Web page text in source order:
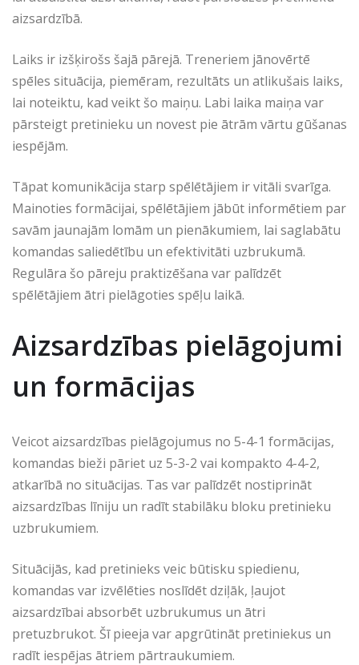
aizsardzībā.
Laiks ir izšķirošs šajā pārejā. Treneriem jānovērtē
spēles situācija, piemēram, rezultāts un atlikušais laiks,
lai noteiktu, kad veikt šo maiņu. Labi laika maiņa var
pārsteigt pretinieku un novest pie ātrām vārtu gūšanas
iespējām.
Tāpat komunikācija starp spēlētājiem ir vitāli svarīga.
Mainoties formācijai, spēlētājiem jābūt informētiem par
savām jaunajām lomām un pienākumiem, lai saglabātu
komandas saliedētību un efektivitāti uzbrukumā.
Regulāra šo pāreju praktizēšana var palīdzēt
spēlētājiem ātri pielāgoties spēļu laikā.
Aizsardzības pielāgojumi
un formācijas
Veicot aizsardzības pielāgojumus no 5-4-1 formācijas,
komandas bieži pāriet uz 5-3-2 vai kompakto 4-4-2,
atkarībā no situācijas. Tas var palīdzēt nostiprināt
aizsardzības līniju un radīt stabilāku bloku pretinieku
uzbrukumiem.
Situācijās, kad pretinieks veic būtisku spiedienu,
komandas var izvēlēties noslīdēt dziļāk, ļaujot
aizsardzībai absorbēt uzbrukumus un ātri
pretuzbrukot. Šī pieeja var apgrūtināt pretiniekus un
radīt iespējas ātriem pārtraukumiem.